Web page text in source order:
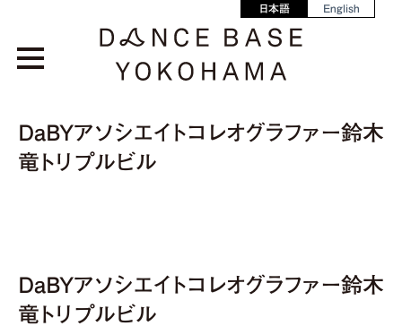
日本語 English
DaBYアソシエイトコレオグラファー鈴木
竜トリプルビル
DaBYアソシエイトコレオグラファー鈴木
竜トリプルビル